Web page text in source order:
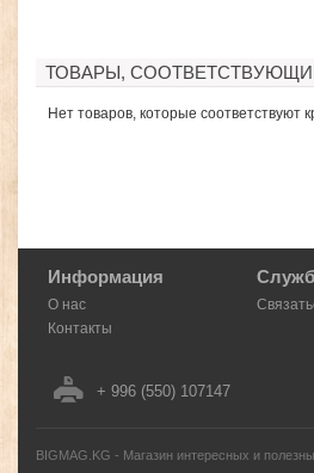
ТОВАРЫ,
Нет товаров, которые соответствуют
Информация
О нас
Контакты
+ 996 (550) 107147
BIGMAG.KG - Магазин интересных и